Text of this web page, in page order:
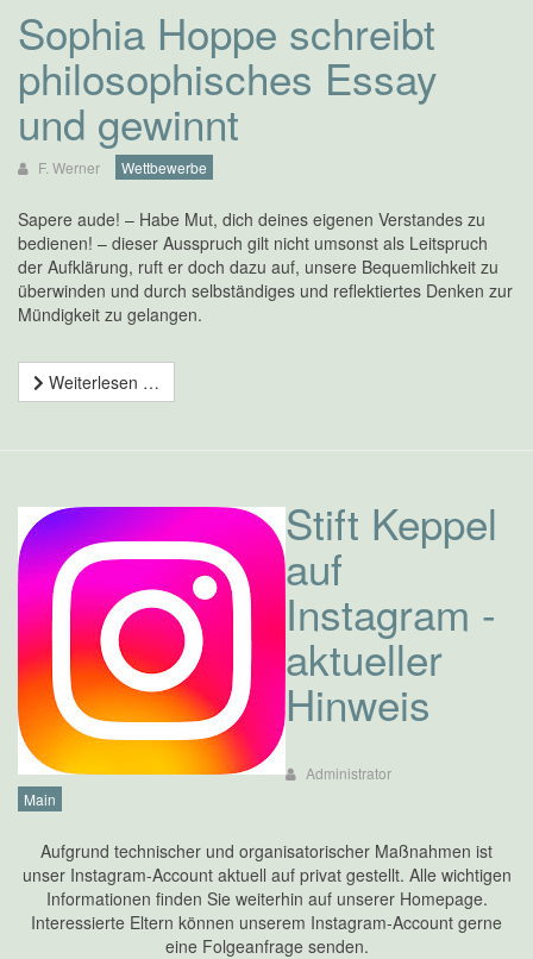
Sophia Hoppe schreibt
philosophisches Essay
und gewinnt
F. Werner Wettbewerbe
Sapere aude! – Habe Mut, dich deines eigenen Verstandes zu
bedienen! – dieser Ausspruch gilt nicht umsonst als Leitspruch
der Aufklärung, ruft er doch dazu auf, unsere Bequemlichkeit zu
überwinden und durch selbständiges und reflektiertes Denken zur
Mündigkeit zu gelangen.
Weiterlesen …
Stift Keppel
auf
Instagram -
aktueller
Hinweis
Administrator
Main
Aufgrund technischer und organisatorischer Maßnahmen ist
unser Instagram-Account aktuell auf privat gestellt. Alle wichtigen
Informationen finden Sie weiterhin auf unserer Homepage.
Interessierte Eltern können unserem Instagram-Account gerne
eine Folgeanfrage senden.